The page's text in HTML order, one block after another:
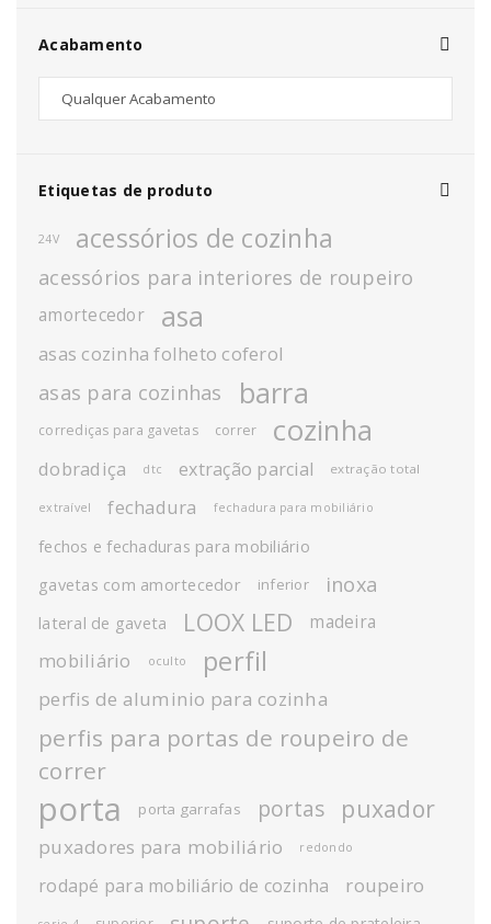
Acabamento
Etiquetas de produto
24V acessórios de cozinha
acessórios para interiores de roupeiro
amortecedor asa
asas cozinha folheto coferol
asas para cozinhas barra
corrediças para gavetas correr cozinha
dobradiça dtc extração parcial extração total
extraível fechadura fechadura para mobiliário
fechos e fechaduras para mobiliário
gavetas com amortecedor
inferior inoxa
lateral de gaveta LOOX LED madeira
mobiliário oculto perfil
perfis de aluminio para cozinha
perfis para portas de roupeiro de
correr
porta porta garrafas portas puxador
puxadores para mobiliário redondo
rodapé para mobiliário de cozinha roupeiro